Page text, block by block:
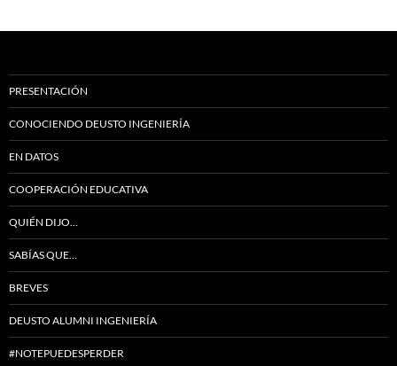
PRESENTACIÓN
CONOCIENDO DEUSTO INGENIERÍA
EN DATOS
COOPERACIÓN EDUCATIVA
QUIÉN DIJO…
SABÍAS QUE…
BREVES
DEUSTO ALUMNI INGENIERÍA
#NOTEPUEDESPERDER